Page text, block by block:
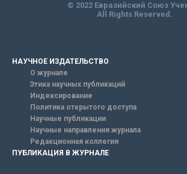
© 2022 Евразийский Союз
All Rights Reserved.
НАУЧНОЕ ИЗДАТЕЛЬСТВО
О журнале
Этика научных публикаций
Индексирование
Политика открытого доступа
Научные публикации
Научные направления журнала
Редакционная коллегия
ПУБЛИКАЦИЯ В ЖУРНАЛЕ